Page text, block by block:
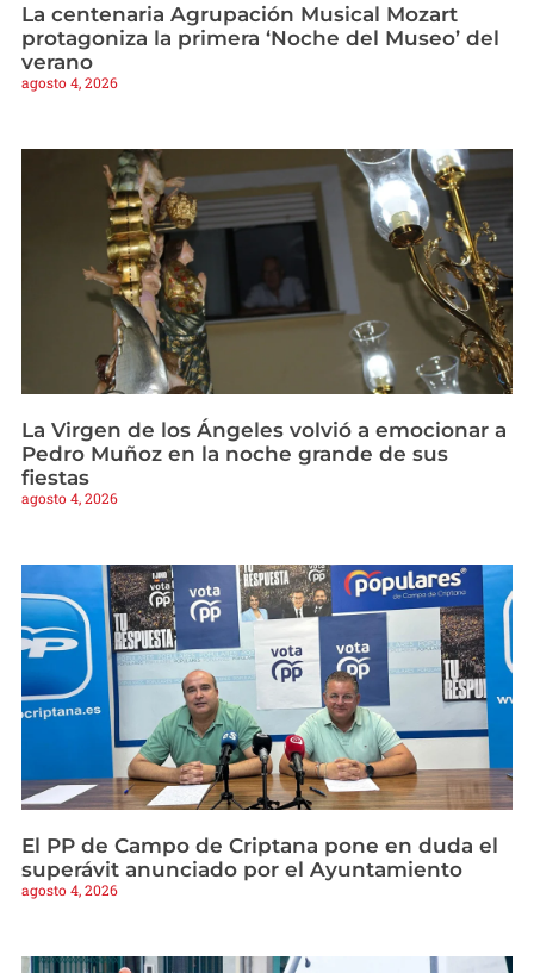
La centenaria Agrupación Musical Mozart
protagoniza la primera ‘Noche del Museo’ del
verano
agosto 4, 2026
La Virgen de los Ángeles volvió a emocionar a
Pedro Muñoz en la noche grande de sus
fiestas
agosto 4, 2026
El PP de Campo de Criptana pone en duda el
superávit anunciado por el Ayuntamiento
agosto 4, 2026